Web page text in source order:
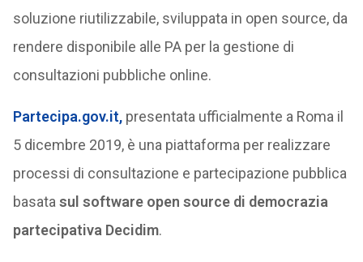
soluzione riutilizzabile, sviluppata in open source, da
rendere disponibile alle PA per la gestione di
consultazioni pubbliche online.
Partecipa.gov.it,presentata ufficialmente a Roma il
5 dicembre 2019, è una piattaforma per realizzare
processi di consultazione e partecipazione pubblica
basata sul software open source di democrazia
partecipativa Decidim.